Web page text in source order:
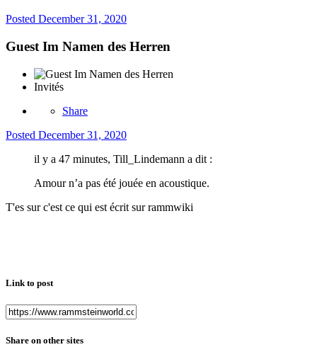
Posted December 31, 2020
Guest Im Namen des Herren
Invités
Share
Posted December 31, 2020
il y a 47 minutes, Till_Lindemann a dit :
Amour n’a pas été jouée en acoustique.
T'es sur c'est ce qui est écrit sur rammwiki
Link to post
Share on other sites